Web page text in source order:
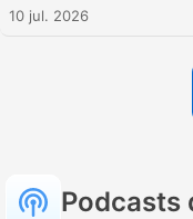
10 jul. 2026
Podcasts